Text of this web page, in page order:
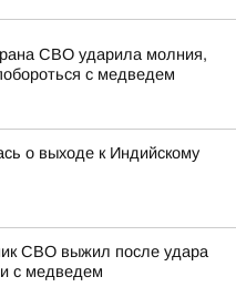
СВО ударила молния,
с медведем
о выходе к Индийскому
СВО выжил после удара
с медведем